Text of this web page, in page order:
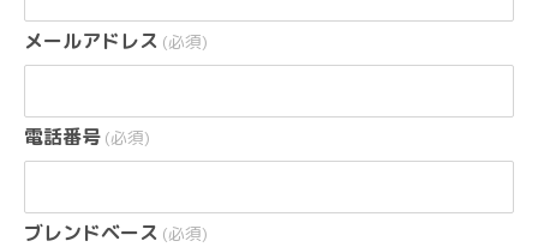
メールアドレス (必須)
電話番号 (必須)
ブレンドベース (必須)